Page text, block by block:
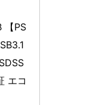
【PS
エコ